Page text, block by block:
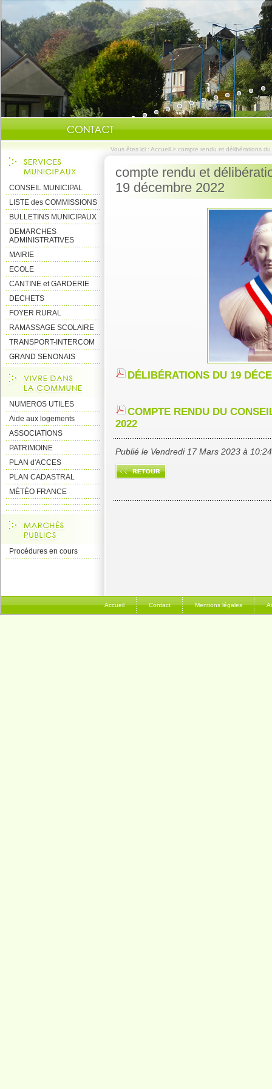
Vous êtes ici : Accueil > compte rendu et délibérations
CONSEIL MUNICIPAL
LISTE des COMMISSIONS
BULLETINS MUNICIPAUX
DEMARCHES
ADMINISTRATIVES
MAIRIE
ECOLE
CANTINE et GARDERIE
DECHETS
FOYER RURAL
RAMASSAGE SCOLAIRE
TRANSPORT-INTERCOM
GRAND SENONAIS
NUMEROS UTILES
Aide aux logements
ASSOCIATIONS
PATRIMOINE
PLAN d'ACCES
PLAN CADASTRAL
MÉTÉO FRANCE
Procédures en cours
compte rendu et
19 décembre 2022
DÉLIBÉRATIONS DU 19
COMPTE RENDU DU
2022
Publié le Vendredi 17 Mars 2023 à
Accueil Contact Mentions légales